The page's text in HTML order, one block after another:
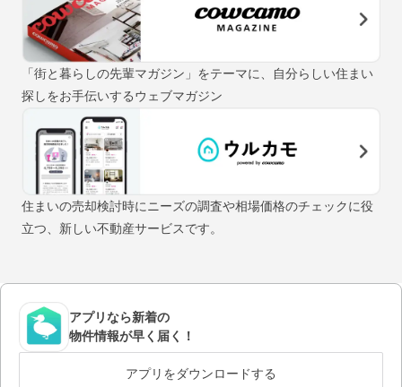
「街と暮らしの先輩マガジン」をテーマに、自分らしい住まい
探しをお手伝いするウェブマガジン
住まいの売却検討時にニーズの調査や相場価格のチェックに役
立つ、新しい不動産サービスです。
アプリなら新着の
物件情報が早く届く！
アプリをダウンロードする